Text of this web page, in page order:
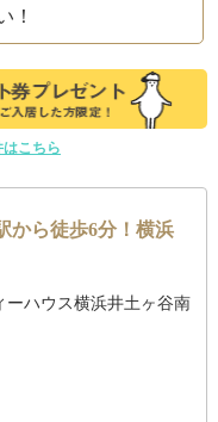
！
こちら
から徒歩6分！横浜
ーハウス横浜井土ヶ谷南